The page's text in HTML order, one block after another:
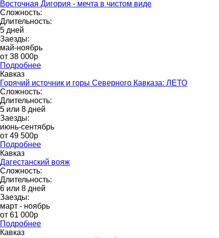
Восточная Дигория - мечта в чистом виде
Сложность:
Длительность:
5 дней
Заезды:
май-ноябрь
от 38 000p
Подробнее
Кавказ
Горячий источник и горы Северного Кавказа: ЛЕТО
Сложность:
Длительность:
5 или 8 дней
Заезды:
июнь-сентябрь
от 49 500p
Подробнее
Кавказ
Дагестанский вояж
Сложность:
Длительность:
6 или 8 дней
Заезды:
март - ноябрь
от 61 000p
Подробнее
Кавказ